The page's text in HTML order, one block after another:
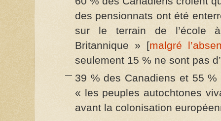
des pensionnats ont été
sur le terrain de l’école
Britannique » [malgré
seulement 15 % ne sont pas
39 % des Canadiens et 55
« les peuples autochtones
avant la colonisation